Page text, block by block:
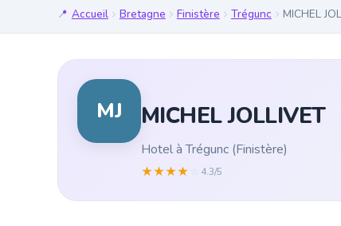
Accueil Bretagne Finistère Trégunc MICHEL
MJ MICHEL JOLLIVET
Hotel à Trégunc (Finistère)
★★★★ 4.3/5